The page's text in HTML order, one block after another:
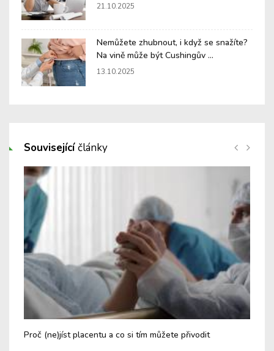
21.10.2025
Nemůžete zhubnout, i když se snažíte?
Na vině může být Cushingův ...
13.10.2025
Souvisejícíčlánky
Proč (ne)jíst placentu a co si tím můžete přivodit